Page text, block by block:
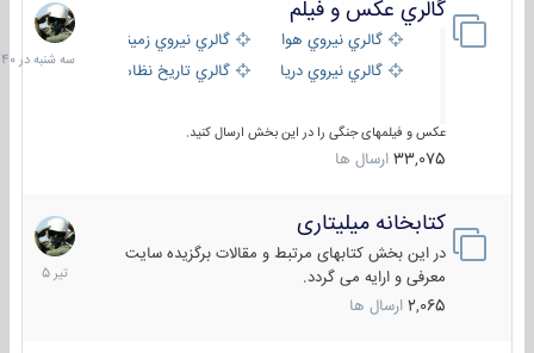
گالري عكس و فيلم
گالري نيروي هوايي
گالري نيروي زميني
گالري نيروي دريايي
گالري تاریخ نظامی
عکس و فیلمهای جنگی را در این بخش ارسال کنید.
33,075 ارسال ها
سه
شنبه
در
کتابخانه میلیتاری
در این بخش کتابهای مرتبط و مقالات برگزیده سایت
معرفی و ارایه می گردد.
2,065 ارسال ها
16
تیر
1405